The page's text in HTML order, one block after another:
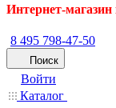
Интернет-
8 495 798-47-50
Поиск
Войти
Каталог